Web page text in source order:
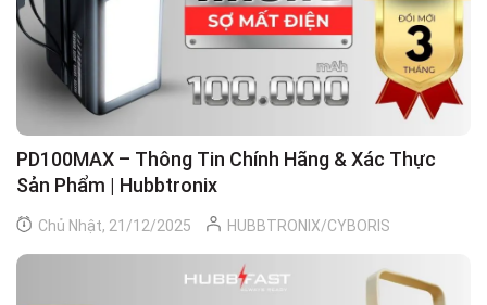
PD100MAX – Thông Tin Chính Hãng & Xác Thực
Sản Phẩm | Hubbtronix
Chủ Nhật, 21/12/2025 HUBBTRONIX/CYBORIS